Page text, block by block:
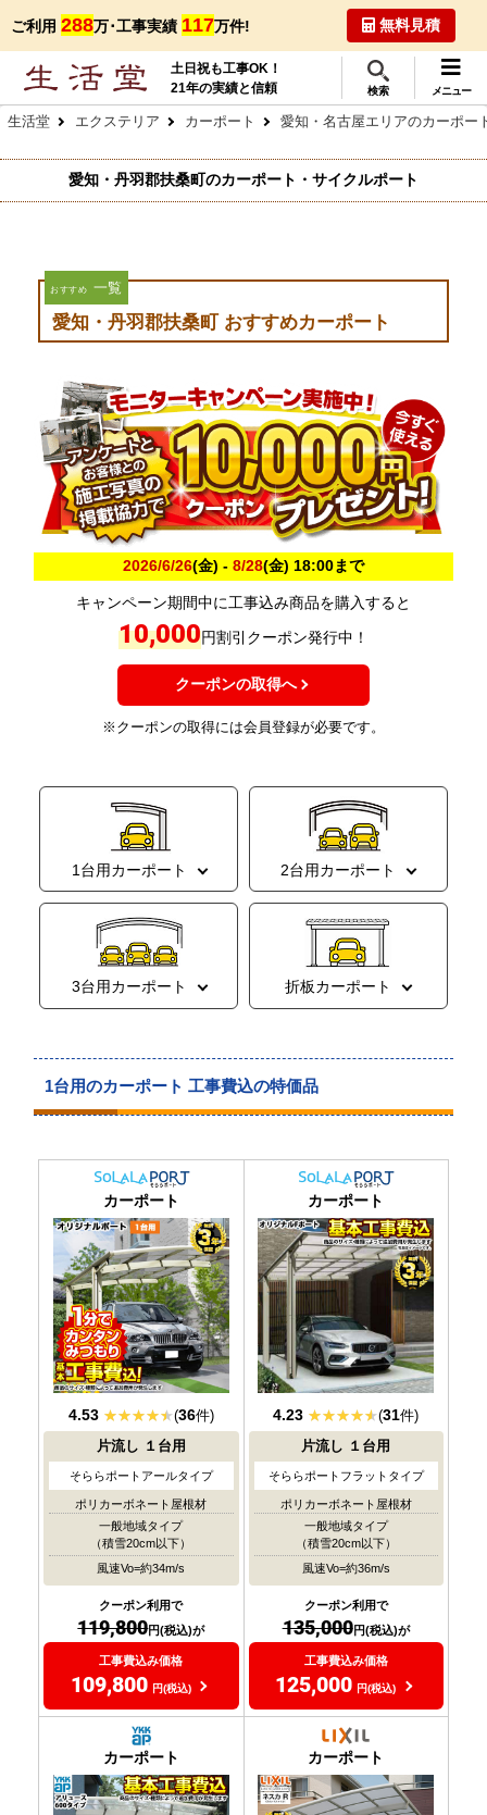
ご利用 288万･工事実績 117万件! 無料見積
土日祝も工事OK！
21年の実績と信頼
検索 メニュー
生活堂 エクステリア カーポート 愛知・名古屋エリアのカーポー
愛知・丹羽郡扶桑町のカーポート・サイクルポート
おすすめ 一覧
愛知・丹羽郡扶桑町 おすすめカーポート
2026/6/26(金) - 8/28(金) 18:00まで
キャンペーン期間中に工事込み商品を購入すると
10,000円割引クーポン発行中！
クーポンの取得へ
※クーポンの取得には会員登録が必要です。
1台用カーポート 2台用カーポート
3台用カーポート 折板カーポート
1台用のカーポート 工事費込の特価品
カーポート
4.53 (36件)
片流し １台用
そららポートアールタイプ
ポリカーボネート屋根材
一般地域タイプ
（積雪20cm以下）
風速Vo=約34m/s
クーポン利用で
119,800円(税込)が
工事費込み価格
109,800 円(税込)
カーポート
4.23 (31件)
片流し １台用
そららポートフラットタイプ
ポリカーボネート屋根材
一般地域タイプ
（積雪20cm以下）
風速Vo=約36m/s
クーポン利用で
135,000円(税込)が
工事費込み価格
125,000 円(税込)
カーポート カーポート